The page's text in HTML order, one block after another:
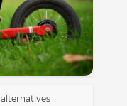
alternatives